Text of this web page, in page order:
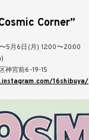
Corner”
5月6日(月) 12:00〜20:00
神宮前6-19-15
16shibuya/